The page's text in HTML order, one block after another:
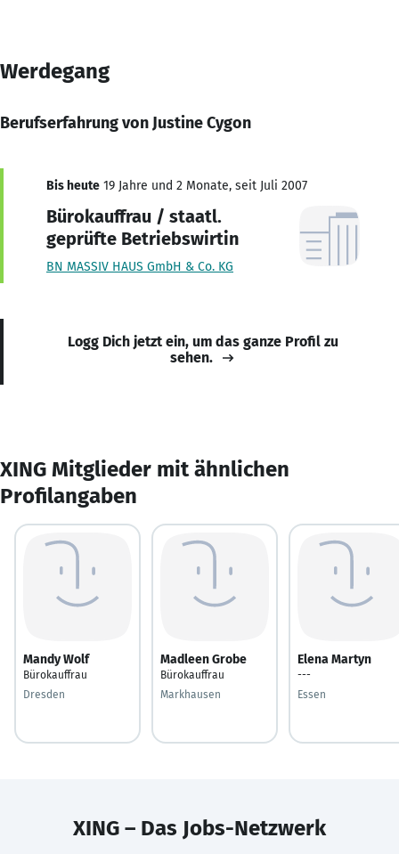
Werdegang
Berufserfahrung von Justine Cygon
Bis heute 19 Jahre und 2 Monate, seit Juli 2007
Bürokauffrau / staatl.
geprüfte Betriebswirtin
BN MASSIV HAUS GmbH & Co. KG
Logg Dich jetzt ein, um das ganze Profil zu
sehen.
XING Mitglieder mit ähnlichen
Profilangaben
Mandy Wolf
Bürokauffrau
Dresden
Madleen Grobe
Bürokauffrau
Markhausen
Elena Martyn
---
Essen
XING – Das Jobs-Netzwerk